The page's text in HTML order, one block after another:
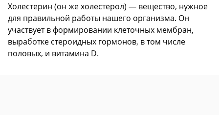
Холестерин (он же холестерол) — вещество, нужное
для правильной работы нашего организма. Он
участвует в формировании клеточных мембран,
выработке стероидных гормонов, в том числе
половых, и витамина D.